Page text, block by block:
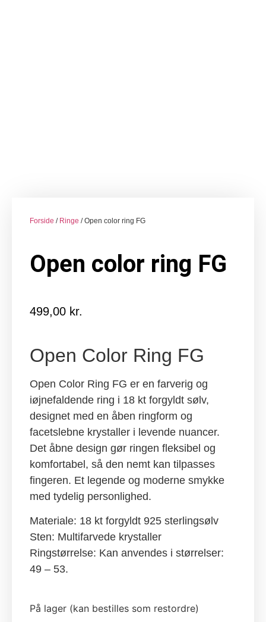
Forside / Ringe / Open color ring FG
Open color ring FG
499,00 kr.
Open Color Ring FG
Open Color Ring FG er en farverig og
iøjnefaldende ring i 18 kt forgyldt sølv,
designet med en åben ringform og
facetslebne krystaller i levende nuancer.
Det åbne design gør ringen fleksibel og
komfortabel, så den nemt kan tilpasses
fingeren. Et legende og moderne smykke
med tydelig personlighed.
Materiale: 18 kt forgyldt 925 sterlingsølv
Sten: Multifarvede krystaller
Ringstørrelse: Kan anvendes i størrelser:
49 – 53.
På lager (kan bestilles som restordre)